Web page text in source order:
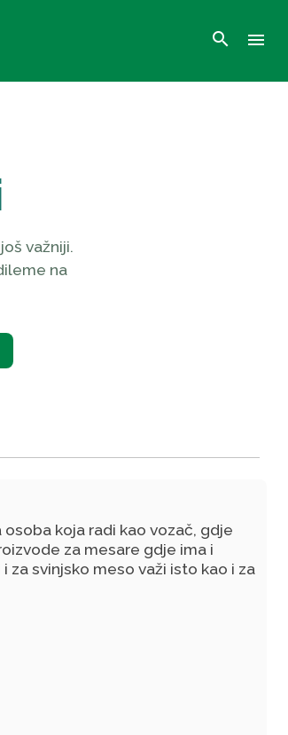
search menu
važniji.
na
koja radi kao vozač, gdje
za mesare gdje ima i
za svinjsko meso važi isto kao i za